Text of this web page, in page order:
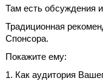
Там есть обсуждения
Традиционная
Спонсора.
Покажите ему:
1. Как аудитория